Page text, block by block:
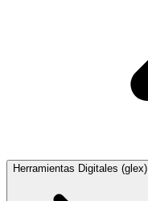
Herramientas Digitales (glex)